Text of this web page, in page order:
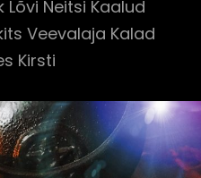
Lõvi Neitsi Kaalud
Veevalaja Kalad
Kirsti